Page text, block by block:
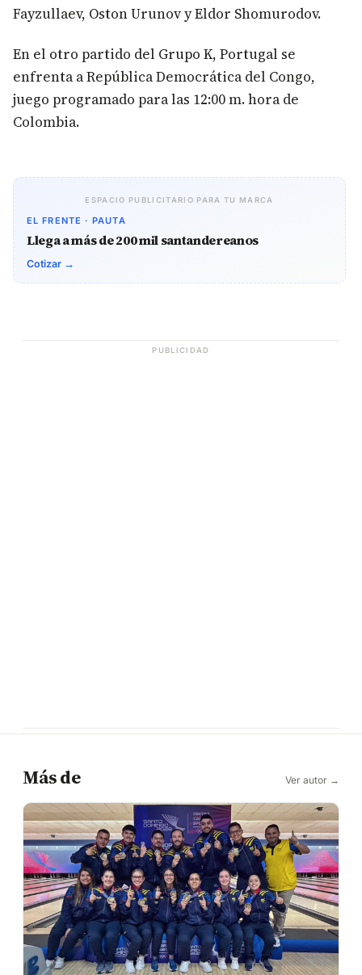
Fayzullaev, Oston Urunov y Eldor Shomurodov.
En el otro partido del Grupo K, Portugal se
enfrenta a República Democrática del Congo,
juego programado para las 12:00 m. hora de
Colombia.
ESPACIO PUBLICITARIO PARA TU MARCA
EL FRENTE · PAUTA
Llega a más de 200 mil santandereanos
Cotizar →
PUBLICIDAD
Más de Ver autor →